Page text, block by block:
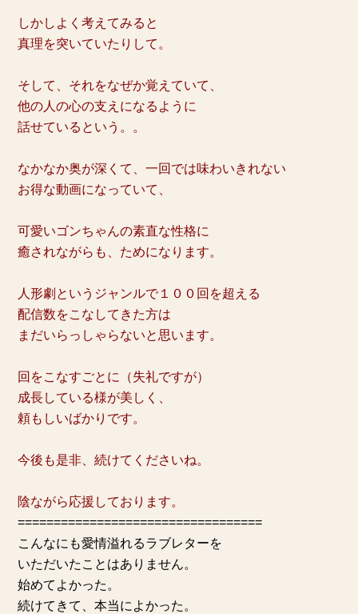
しかしよく考えてみると
真理を突いていたりして。
そして、それをなぜか覚えていて、
他の人の心の支えになるように
話せているという。。
なかなか奥が深くて、一回では味わいきれない
お得な動画になっていて、
可愛いゴンちゃんの素直な性格に
癒されながらも、 ためになります。
人形劇というジャンルで１００回を超える
配信数をこなしてきた方は
まだいらっしゃらないと思います。
回をこなすごとに（失礼ですが）
成長している様が美しく、
頼もしいばかりです。
今後も是非、続けてくださいね。
陰ながら応援しております。
==================================
こんなにも愛情溢れるラブレターを
いただいたことはありません。
始めてよかった。
続けてきて、本当によかった。